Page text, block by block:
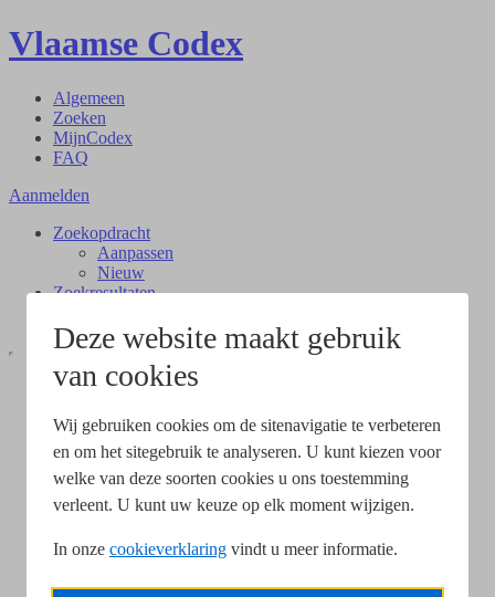
Deze website maakt gebruik
van cookies
Wij gebruiken cookies om de sitenavigatie te verbeteren
en om het sitegebruik te analyseren. U kunt kiezen voor
welke van deze soorten cookies u ons toestemming
verleent. U kunt uw keuze op elk moment wijzigen.
In onze cookieverklaring vindt u meer informatie.
Vlaamse Codex
Algemeen
Zoeken
MijnCodex
FAQ
Aanmelden
Zoekopdracht
Aanpassen
Nieuw
Zoekresultaten